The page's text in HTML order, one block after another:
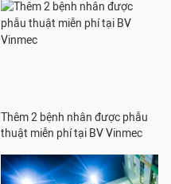
Thêm 2 bệnh nhân được phẫu
thuật miễn phí tại BV Vinmec